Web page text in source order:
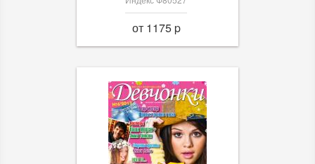
от 1175 p